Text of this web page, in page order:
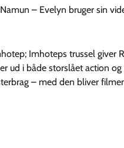
– Evelyn bruger sin
Imhoteps trussel giver
ud i både storslået action
– med den bliver